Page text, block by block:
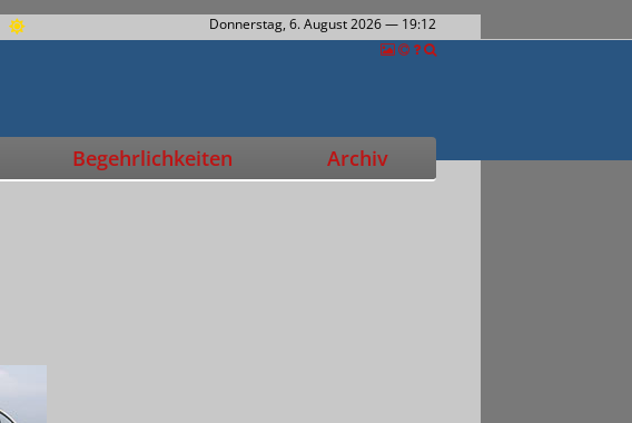
Donnerstag, 6. August 2026— 19:12
Begehrlichkeiten Archiv